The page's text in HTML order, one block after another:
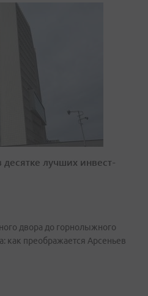
лучших инвест-
двора до горнолыжного
как преображается Арсеньев